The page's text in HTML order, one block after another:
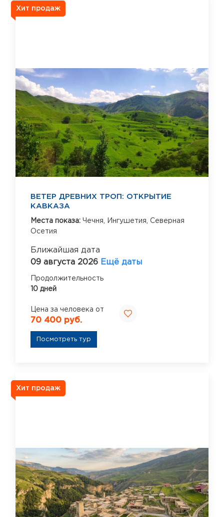
Хит продаж
ВЕТЕР ДРЕВНИХ ТРОП: ОТКРЫТИЕ
КАВКАЗА
Места показа: Чечня, Ингушетия, Северная
Осетия
Ближайшая дата
09 августа 2026 Ещё даты
Продолжительность
10 дней
Цена за человека от
70 400 руб.
Посмотреть тур
Хит продаж